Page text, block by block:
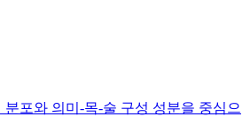
분포와 의미-목-술 구성 성분을 중심으